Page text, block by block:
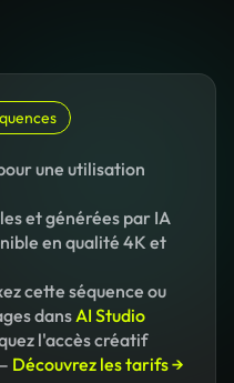
une utilisation
et générées par IA
en qualité 4K et
cette séquence ou
dansAI Studio
l'accès créatif
Découvrez les tarifs →